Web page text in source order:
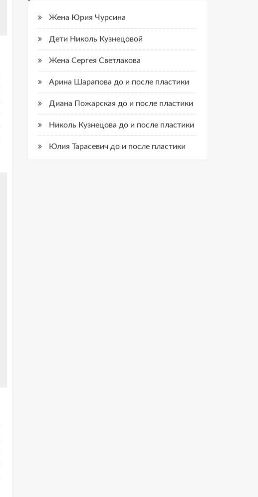
Жена Юрия Чурсина
Дети Николь Кузнецовой
Жена Сергея Светлакова
Арина Шарапова до и после пластики
Диана Пожарская до и после пластики
Николь Кузнецова до и после пластики
Юлия Тарасевич до и после пластики